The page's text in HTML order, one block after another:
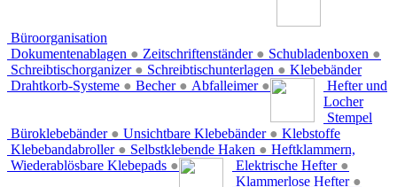
Büroorganisation
Dokumentenablagen ● Zeitschriftenständer ● Schubladenboxen ●
Schreibtischorganizer ● Schreibtischunterlagen ●
Drahtkorb-Systeme ● Becher ● Abfalleimer ●
Klebebänder
Büroklebebänder ● Unsichtbare Klebebänder ●
Klebebandabroller ● Selbstklebende Haken ●
Wiederablösbare Klebepads ●
Hefter und
Locher
Elektrische Hefter ●
Klammerlose Hefter ●
Stempel
Klebstoffe
Heftklammern,